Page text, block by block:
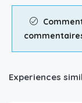
Experiences